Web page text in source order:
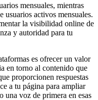
mensuales, mientras
usuarios activos mensuales.
la visibilidad online de
y autoridad para tu
es ofrecer un valor
en torno al contenido que
proporcionen respuestas
a tu página para ampliar
una voz de primera en esas